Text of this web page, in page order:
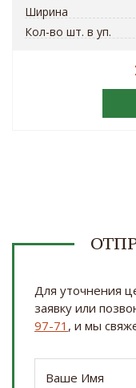
Ширина
Кол-во шт. в уп.
Для уточнения
заявку или
97-71 , и мы